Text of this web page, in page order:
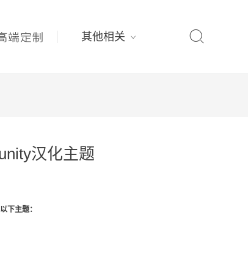
其他相关 
汉化主题
下主题：